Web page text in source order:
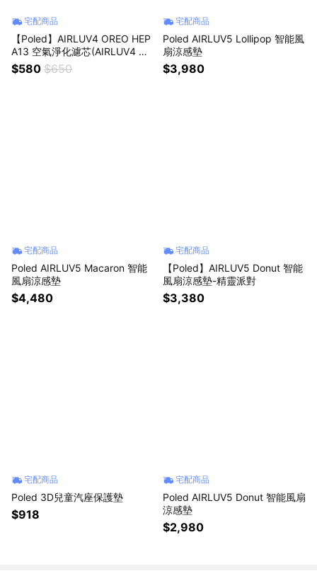
宅配商品
【Poled】AIRLUV4 OREO HEP
A13 空氣淨化濾芯(AIRLUV4 OR
EO 專用)/母嬰用品/過敏/新生禮/
韓國/月子中心/皮膚/紅疹/濕疹/
$580 $650
宅配商品
Poled AIRLUV5 Lollipop 智能風
扇涼感墊
$3,980
宅配商品
Poled AIRLUV5 Macaron 智能
風扇涼感墊
$4,480
宅配商品
【Poled】AIRLUV5 Donut 智能
風扇涼感墊-精靈派對
$3,380
宅配商品
Poled 3D兒童汽座保護墊
$918
宅配商品
Poled AIRLUV5 Donut 智能風扇
涼感墊
$2,980